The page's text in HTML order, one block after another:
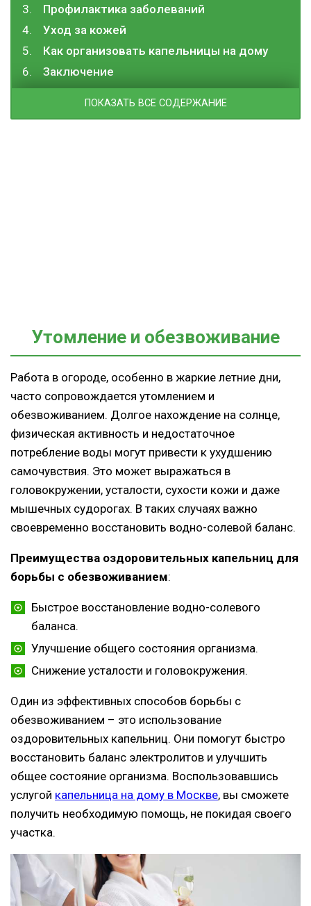
Профилактика заболеваний
Уход за кожей
Как организовать капельницы на дому
Заключение
ПОКАЗАТЬ ВСЕ СОДЕРЖАНИЕ
Утомление и обезвоживание
Работа в огороде, особенно в жаркие летние дни,
часто сопровождается утомлением и
обезвоживанием. Долгое нахождение на солнце,
физическая активность и недостаточное
потребление воды могут привести к ухудшению
самочувствия. Это может выражаться в
головокружении, усталости, сухости кожи и даже
мышечных судорогах. В таких случаях важно
своевременно восстановить водно-солевой баланс.
Преимущества оздоровительных капельниц для
борьбы с обезвоживанием:
Быстрое восстановление водно-солевого
баланса.
Улучшение общего состояния организма.
Снижение усталости и головокружения.
Один из эффективных способов борьбы с
обезвоживанием – это использование
оздоровительных капельниц. Они помогут быстро
восстановить баланс электролитов и улучшить
общее состояние организма. Воспользовавшись
услугой капельница на дому в Москве, вы сможете
получить необходимую помощь, не покидая своего
участка.